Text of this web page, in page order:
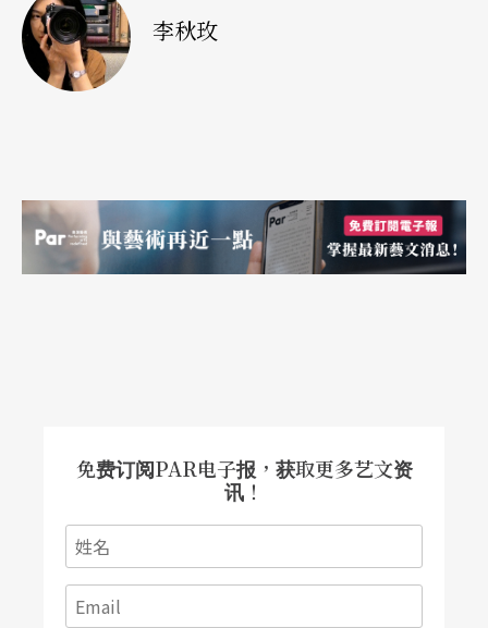
一次次「解谜」的配乐创作
电影配乐的难处是，必须要在故事进行中提示、衬
希文来说，他却认为有些像是「解谜」的感觉。
「我看过一本书，书中写到如果导演第一次跟作曲
家合作，把剪好的片子送到作曲家手上时，就等于
害怕的是，要在固定的期间内缴交固定的产量。
「例如一段七十几分钟的影片，需要有二十几段音
乐，每段音乐需要三十秒到两分钟不等。时间也许
只有三个礼拜，所以可能两天甚至更短时间就要生
李秋玫
免费订阅PAR电子报，获取更多艺文资
讯！